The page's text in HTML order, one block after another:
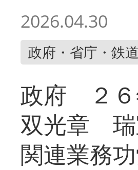
2026.04.30
政府・省庁・鉄
政府 ２
双光章 瑞
関連業務